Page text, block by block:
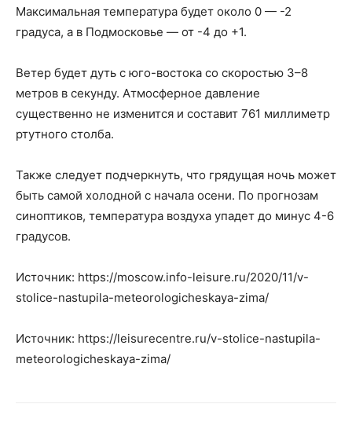
Максимальная температура будет около 0 — -2
градуса, а в Подмосковье — от -4 до +1.
Ветер будет дуть с юго-востока со скоростью 3–8
метров в секунду. Атмосферное давление
существенно не изменится и составит 761 миллиметр
ртутного столба.
Также следует подчеркнуть, что грядущая ночь может
быть самой холодной с начала осени. По прогнозам
синоптиков, температура воздуха упадет до минус 4-6
градусов.
Источник: https://moscow.info-leisure.ru/2020/11/v-
stolice-nastupila-meteorologicheskaya-zima/
Источник: https://leisurecentre.ru/v-stolice-nastupila-
meteorologicheskaya-zima/